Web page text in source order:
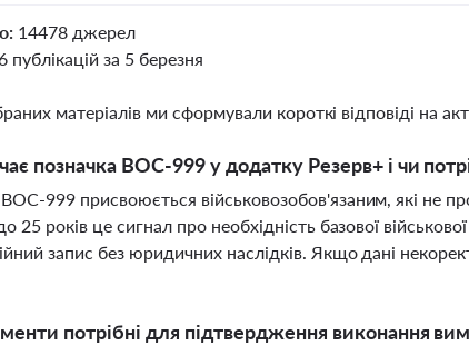
14478 джерел
публікацій за 5 березня
матеріалів ми сформували короткі відповіді на
позначка ВОС-999 у додатку Резерв+ і чи
999 присвоюється військовозобов'язаним, які не
25 років це сигнал про необхідність базової
запис без юридичних наслідків. Якщо дані
потрібні для підтвердження виконання